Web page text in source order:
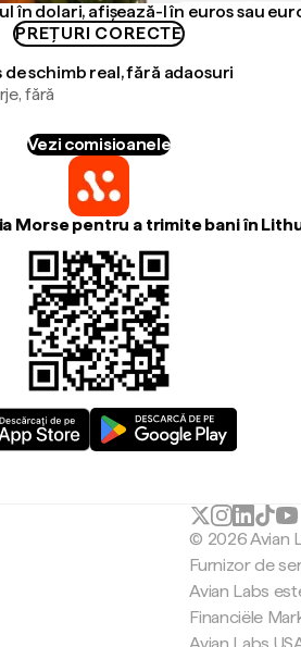
în dolari, afișează-l în euros sau
PREȚURI CORECTE
de schimb real, fără adaosuri
fără
Vezi comisioanele
Morse pentru a trimite bani în
© 2026 Avian
Furnizor de
Avian Labs
Financiële